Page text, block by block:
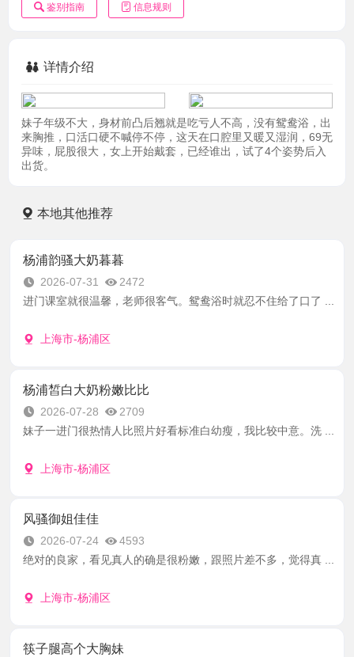
鉴别指南 信息规则
详情介绍
妹子年级不大，身材前凸后翘就是吃亏人不高，没有鸳鸯浴，出
来胸推，口活口硬不喊停不停，这天在口腔里又暖又湿润，69无
异味，屁股很大，女上开始戴套，已经谁出，试了4个姿势后入
出货。
本地其他推荐
杨浦韵骚大奶暮暮
2026-07-31
2472
进门课室就很温馨，老师很客气。鸳鸯浴时就忍不住给了口了 ...
上海市-杨浦区
杨浦皙白大奶粉嫩比比
2026-07-28
2709
妹子一进门很热情人比照片好看标准白幼瘦，我比较中意。洗 ...
上海市-杨浦区
风骚御姐佳佳
2026-07-24
4593
绝对的良家，看见真人的确是很粉嫩，跟照片差不多，觉得真 ...
上海市-杨浦区
筷子腿高个大胸妹